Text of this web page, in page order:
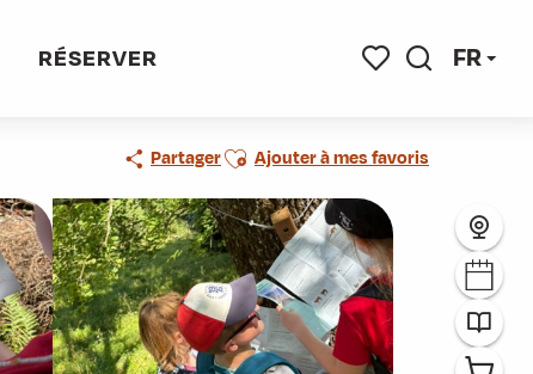
FR
RÉSERVER
PartagerAjouter aux favoris
Ajouter à mes favoris